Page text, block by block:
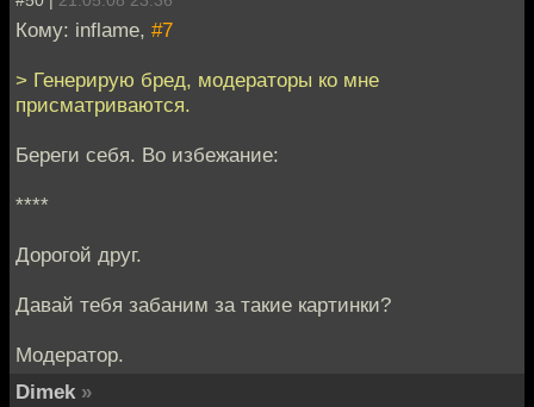
Кому: inflame, #7
> Генерирую бред, модераторы ко мне
присматриваются.
Береги себя. Во избежание:
****
Дорогой друг.
Давай тебя забаним за такие картинки?
Модератор.
Dimek »